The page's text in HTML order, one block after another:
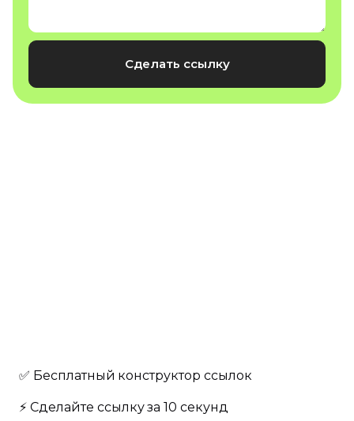
Сделать ссылку
✅ Бесплатный конструктор ссылок
⚡️ Сделайте ссылкуза 10 секунд